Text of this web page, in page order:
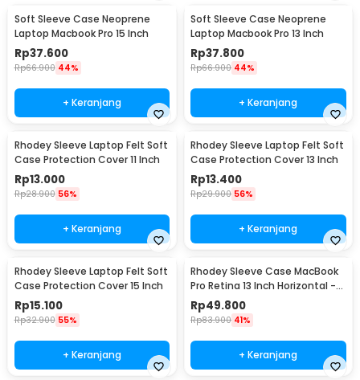
Soft Sleeve Case Neoprene
Laptop Macbook Pro 15 Inch
Rp37.600
Rp66.900 44%
+ Keranjang
Soft Sleeve Case Neoprene
Laptop Macbook Pro 13 Inch
Rp37.800
Rp66.900 44%
+ Keranjang
Rhodey Sleeve Laptop Felt Soft
Case Protection Cover 11 Inch
Rp13.000
Rp28.900 56%
+ Keranjang
Rhodey Sleeve Laptop Felt Soft
Case Protection Cover 13 Inch
Rp13.400
Rp29.900 56%
+ Keranjang
Rhodey Sleeve Laptop Felt Soft
Case Protection Cover 15 Inch
Rp15.100
Rp32.900 55%
+ Keranjang
Rhodey Sleeve Case MacBook
Pro Retina 13 Inch Horizontal -
C2202
Rp49.800
Rp83.900 41%
+ Keranjang